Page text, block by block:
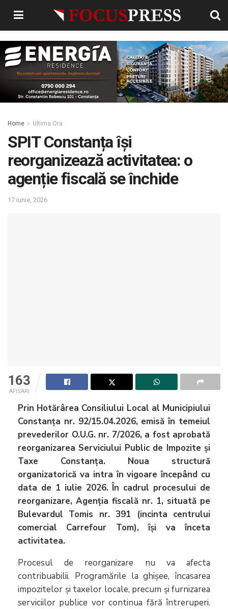
Home Ultima Ora
SPIT Constanța își
reorganizează activitatea: o
agenție fiscală se închide
17 iunie, 2026
163
AFISARI
Prin Hotărârea Consiliului Local al Municipiului
Constanța nr. 92/15.04.2026, emisă în temeiul
prevederilor O.U.G. nr. 7/2026, a fost aprobată
reorganizarea Serviciului Public de Impozite și
Taxe Constanța. Noua structură
organizatorică va intra în vigoare începând cu
data de 1 iulie 2026. În cadrul procesului de
reorganizare, Agenția fiscală nr. 1, situată pe
Bulevardul Tomis nr. 391 (incinta centrului
comercial Carrefour Tom), își va înceta
activitatea.
Procesul de reorganizare nu va afecta
contribuabilii. Programările la ghișee, încasarea
impozitelor și taxelor locale, precum și furnizarea
serviciilor publice vor continua fără întreruperi.